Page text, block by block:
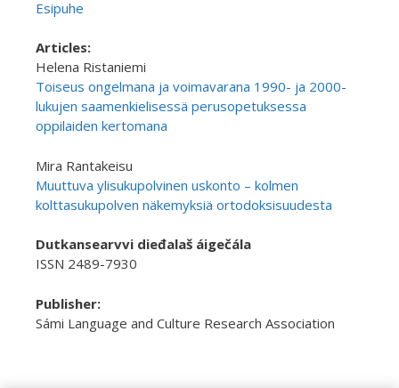
Esipuhe
Articles:
Helena Ristaniemi
Toiseus ongelmana ja voimavarana 1990- ja 2000-
lukujen saamenkielisessä perusopetuksessa
oppilaiden kertomana
Mira Rantakeisu
Muuttuva ylisukupolvinen uskonto – kolmen
kolttasukupolven näkemyksiä ortodoksisuudesta
Dutkansearvvi dieđalaš áigečála
ISSN 2489-7930
Publisher:
Sámi Language and Culture Research Association